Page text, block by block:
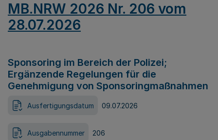
MB.NRW 2026 Nr. 206 vom
28.07.2026
Sponsoring im Bereich der Polizei;
Ergänzende Regelungen für die
Genehmigung von Sponsoringmaßnahmen
Ausfertigungsdatum 09.07.2026
Ausgabennummer 206